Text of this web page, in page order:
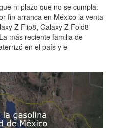
ni plazo que no se cumpla:
fin arranca en México la venta
Z Flip8, Galaxy Z Fold8
más reciente familia de
en el país y e